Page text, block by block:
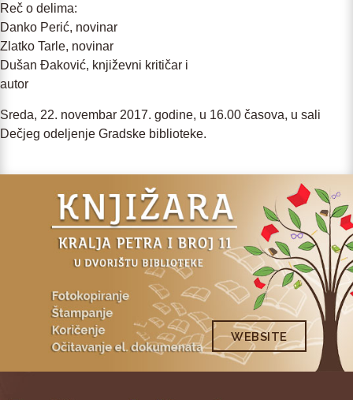
Reč o delima:
Danko Perić, novinar
Zlatko Tarle, novinar
Dušan Đaković, književni kritičar i
autor
Sreda, 22. novembar 2017. godine, u 16.00 časova, u sali
Dečjeg odeljenje Gradske biblioteke.
WEBSITE